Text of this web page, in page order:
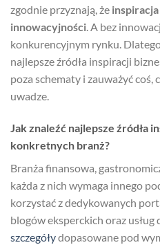
zgodnie przyznają, że
innowacyjności. A bez
konkurencyjnym rynku.
najlepsze źródła inspiracji
poza schematy i zauważyć coś,
uwadze.
Jak znaleźć najlepsze źródła
konkretnych branż?
Branża finansowa,
każda z nich wymaga innego
korzystać z dedykowanych
blogów eksperckich oraz
szczegółydopasowane pod